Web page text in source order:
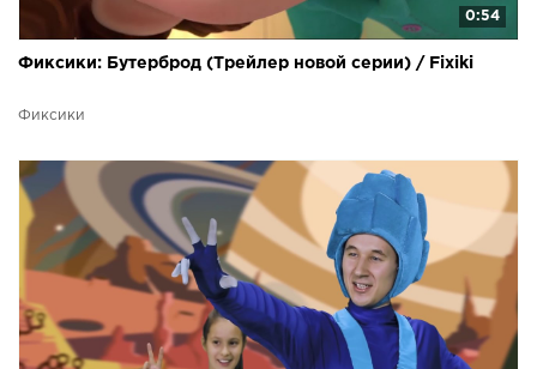
0:54
Фиксики: Бутерброд (Трейлер новой серии) / Fixiki
Фиксики